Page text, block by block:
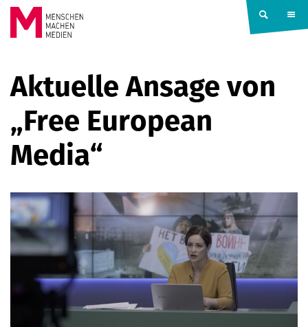
Springe zum Inhalt
MACHEN
MEDIEN
Aktuelle Ansage von
„Free European
Media“